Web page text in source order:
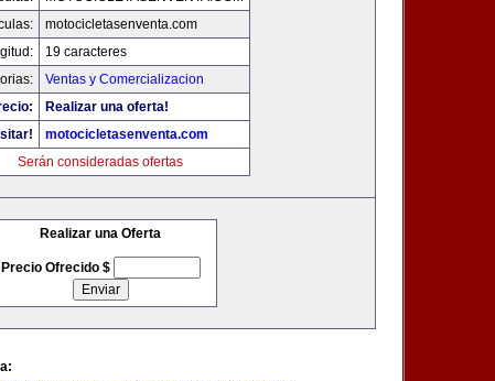
motocicletasenventa.com
19 caracteres
Ventas y Comercializacion
Realizar una oferta!
motocicletasenventa.com
Serán consideradas ofertas
Realizar una Oferta
Precio Ofrecido $